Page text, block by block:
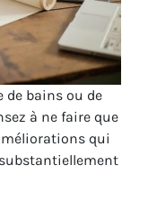
de bains ou de
à ne faire que
qui